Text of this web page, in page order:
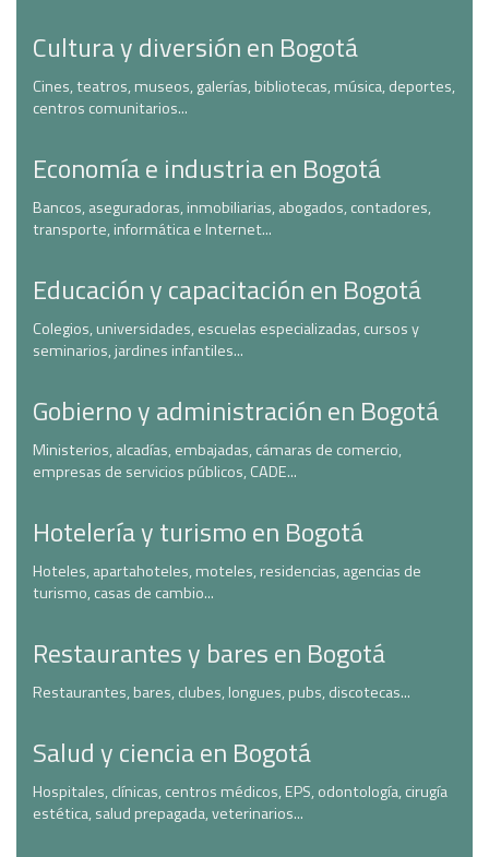
Cultura y diversión en Bogotá
Cines, teatros, museos, galerías, bibliotecas, música, deportes,
centros comunitarios...
Economía e industria en Bogotá
Bancos, aseguradoras, inmobiliarias, abogados, contadores,
transporte, informática e Internet...
Educación y capacitación en Bogotá
Colegios, universidades, escuelas especializadas, cursos y
seminarios, jardines infantiles...
Gobierno y administración en Bogotá
Ministerios, alcadías, embajadas, cámaras de comercio,
empresas de servicios públicos, CADE...
Hotelería y turismo en Bogotá
Hoteles, apartahoteles, moteles, residencias, agencias de
turismo, casas de cambio...
Restaurantes y bares en Bogotá
Restaurantes, bares, clubes, longues, pubs, discotecas...
Salud y ciencia en Bogotá
Hospitales, clínicas, centros médicos, EPS, odontología, cirugía
estética, salud prepagada, veterinarios...